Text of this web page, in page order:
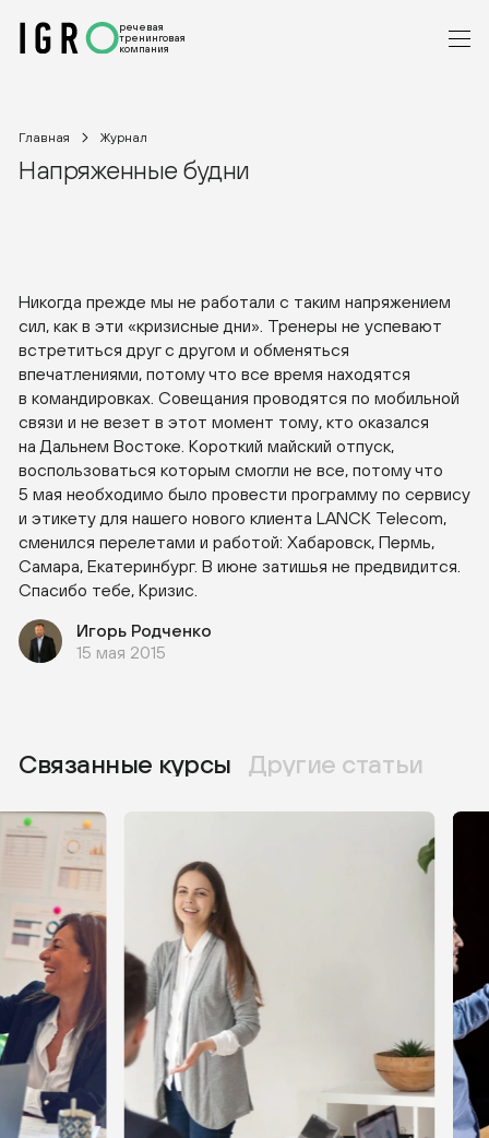
речевая
тренинговая
компания
Главная Журнал
Напряженные будни
Никогда прежде мы не работали с таким напряжением
сил, как в эти «кризисные дни». Тренеры не успевают
встретиться друг с другом и обменяться
впечатлениями, потому что все время находятся
в командировках. Совещания проводятся по мобильной
связи и не везет в этот момент тому, кто оказался
на Дальнем Востоке. Короткий майский отпуск,
воспользоваться которым смогли не все, потому что
5 мая необходимо было провести программу по сервису
и этикету для нашего нового клиента LANCK Telecom,
сменился перелетами и работой: Хабаровск, Пермь,
Самара, Екатеринбург. В июне затишья не предвидится.
Спасибо тебе, Кризис.
Игорь Родченко
15 мая 2015
Связанные курсы Другие статьи